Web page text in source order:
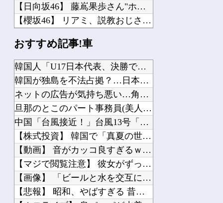
【日向坂46】 藤嶌果歩さん"ホンモノ"感が凄い・・・
【櫻坂46】 リアミ、説教おじさんが現れた模様...
【速報】 日本一ソフトウェア「定価9000円のゲームです。買って下さい。」→結果...
【にじさんじ】 間違いなく過去最高レベルの傾き
【VTuber】 学術系VTuber、アカデミア関係者らに「V名義の活動を本人の...
Powered by livedoor 相互RSS
おすすめ記事!車
韓国人「U17日本代表、決勝で中国を破りアジア杯優勝（通算5...
韓国が独島を不法占拠？…日本の高校新教科書、また強引な主張＝...
ネットの広告が気持ち悪い…角栓、歯茎 苦情が急増
旦那のとこのパート事務員(美人)に呼び止められた。すると「あ...
中国「台風接近！」台風13号「三峡直撃予測」中国「上流大洪水...
【株式投資】 韓国で「真夏の世の夢」崩壊、若者中心に多くの人...
【動画】 音がカッコ良すぎるｗ！！でっかい「三角定規」のブー...
【マジで閲覧注意】 彼女がずっとエアコンを見上げていた。どう...
【画像】 「ビールと水を交互に飲まないと倒れるグラス」発売
【悲報】 昭和、やばすぎる 昔は良かったって何だよ